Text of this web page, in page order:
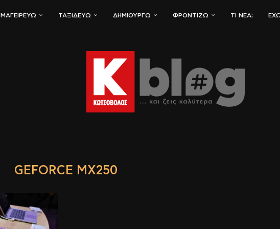
ΜΑΓΕΙΡΕΎΩ ΤΑΞΙΔΕΎΩ ΔΗΜΙΟΥΡΓΏ ΦΡΟΝΤΊΖΩ ΤΙ ΝΈΑ;
GEFORCE MX250